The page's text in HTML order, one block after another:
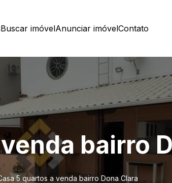
Buscar imóvelAnunciar imóvelContato
bairro
5 quartos a venda bairro Dona Clara